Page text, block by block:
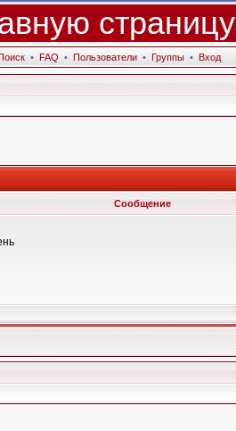
страницу
• FAQ • Пользователи • Группы • Вход
Сообщение